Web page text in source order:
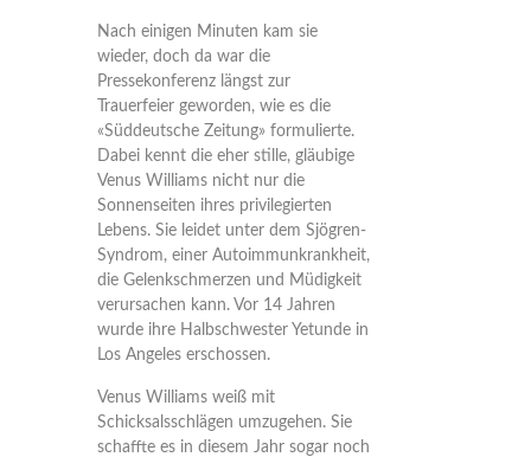
Nach einigen Minuten kam sie
wieder, doch da war die
Pressekonferenz längst zur
Trauerfeier geworden, wie es die
«Süddeutsche Zeitung» formulierte.
Dabei kennt die eher stille, gläubige
Venus Williams nicht nur die
Sonnenseiten ihres privilegierten
Lebens. Sie leidet unter dem Sjögren-
Syndrom, einer Autoimmunkrankheit,
die Gelenkschmerzen und Müdigkeit
verursachen kann. Vor 14 Jahren
wurde ihre Halbschwester Yetunde in
Los Angeles erschossen.
Venus Williams weiß mit
Schicksalsschlägen umzugehen. Sie
schaffte es in diesem Jahr sogar noch